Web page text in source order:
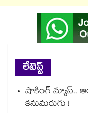
లేటెస్ట్
షాకింగ్ న్యూస్..
కనుమరుగు !